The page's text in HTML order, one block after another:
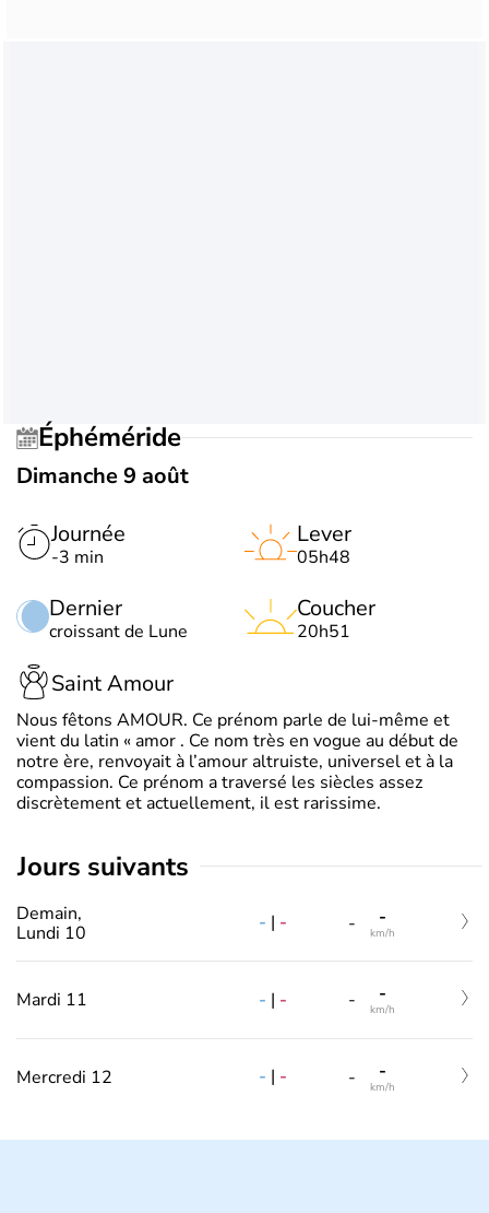
Éphéméride
Dimanche 9 août
Journée
-3 min
Dernier
croissant de Lune
Lever
05h48
Coucher
20h51
Saint Amour
Nous fêtons AMOUR. Ce prénom parle de lui-même et
vient du latin « amor . Ce nom très en vogue au début de
notre ère, renvoyait à l’amour altruiste, universel et à la
compassion. Ce prénom a traversé les siècles assez
discrètement et actuellement, il est rarissime.
jours suivants
Demain,
Lundi 10
- | - - -
km/h
Mardi 11 - | - - -
km/h
Mercredi 12 - | - - -
km/h